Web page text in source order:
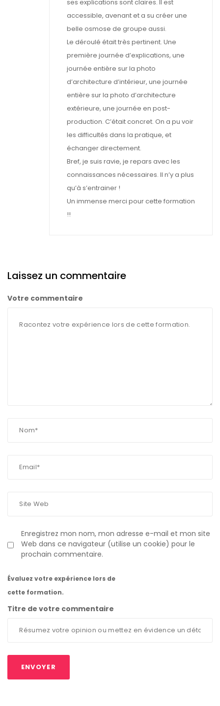
ses explications sont claires. Il est
accessible, avenant et a su créer une
belle osmose de groupe aussi.
Le déroulé était très pertinent. Une
première journée d’explications, une
journée entière sur la photo
d’architecture d’intérieur, une journée
entière sur la photo d’architecture
extérieure, une journée en post-
production. C’était concret. On a pu voir
les difficultés dans la pratique, et
échanger directement.
Bref, je suis ravie, je repars avec les
connaissances nécessaires. Il n’y a plus
qu’à s’entrainer !
Un immense merci pour cette formation
!!
Laissez un commentaire
Votre commentaire
Enregistrez mon nom, mon adresse e-mail et mon site
Web dans ce navigateur (utilise un cookie) pour le
prochain commentaire.
Évaluez votre expérience lors de
cette formation.
Titre de votre commentaire